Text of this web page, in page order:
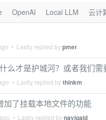
OpenAI Local LLM 云计
• Lastly replied bypmer
么才是护城河？或者我们需
• Lastly replied bythinkm
加了挂载本地文件的功能
• Lastly replied bynavigaid